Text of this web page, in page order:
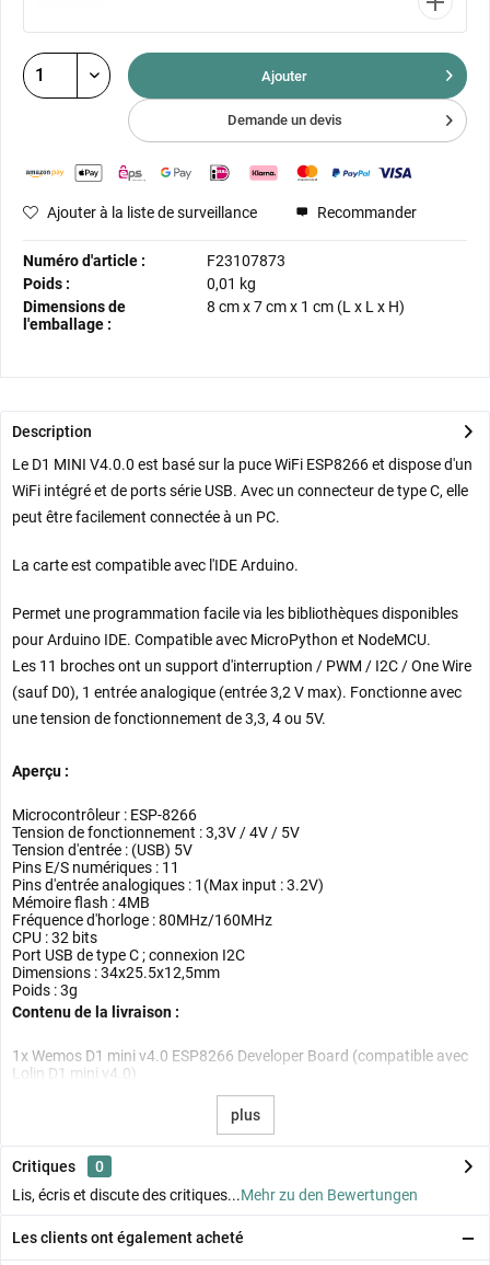
Ajouter
Demande un devis
Ajouter à la liste de surveillance Recommander
Numéro d'article :
F23107873
Poids :
0,01 kg
Dimensions de
l'emballage :
8 cmx7 cmx 1 cm (L x L x H)
Description
Le D1 MINI V4.0.0 est basé sur la puce WiFi ESP8266 et dispose d'un
WiFi intégré et de ports série USB. Avec un connecteur de type C, elle
peut être facilement connectée à un PC.
La carte est compatible avec l'IDE Arduino.
Permet une programmation facile via les bibliothèques disponibles
pour Arduino IDE. Compatible avec MicroPython et NodeMCU.
Les 11 broches ont un support d'interruption / PWM / I2C / One Wire
(sauf D0), 1 entrée analogique (entrée 3,2 V max). Fonctionne avec
une tension de fonctionnement de 3,3, 4 ou 5V.
Aperçu :
Microcontrôleur : ESP-8266
Tension de fonctionnement : 3,3V / 4V / 5V
Tension d'entrée : (USB) 5V
Pins E/S numériques : 11
Pins d'entrée analogiques : 1(Max input : 3.2V)
Mémoire flash : 4MB
Fréquence d'horloge : 80MHz/160MHz
CPU : 32 bits
Port USB de type C ; connexion I2C
Dimensions : 34x25.5x12,5mm
Poids : 3g
Contenu de la livraison :
1x Wemos D1 mini v4.0 ESP8266 Developer Board (compatible avec
Lolin D1 mini v4.0)
plus
Critiques
0
Lis, écris et discute des critiques...Mehr zu den Bewertungen
Les clients ont également acheté